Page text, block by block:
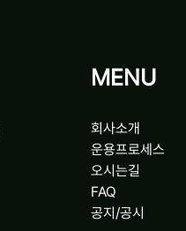
MENU
회사소개
운용프로세스
오시는길
FAQ
공지/공시